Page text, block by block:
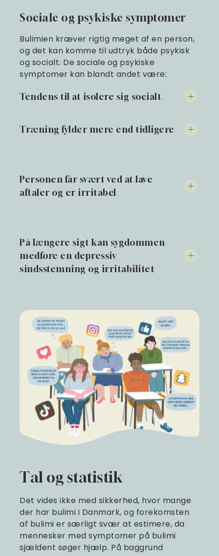
Sociale og psykiske symptomer
Bulimien kræver rigtig meget af en person,
og det kan komme til udtryk både psykisk
og socialt. De sociale og psykiske
symptomer kan blandt andet være:
Tendens til at isolere sig socialt
Træning fylder mere end tidligere
Personen får svært ved at lave
aftaler og er irritabel
På længere sigt kan sygdommen
medføre en depressiv
sindsstemning og irritabilitet
Tal og statistik
Det vides ikke med sikkerhed, hvor mange
der har bulimi i Danmark, og forekomsten
af bulimi er særligt svær at estimere, da
mennesker med symptomer på bulimi
sjældent søger hjælp. På baggrund